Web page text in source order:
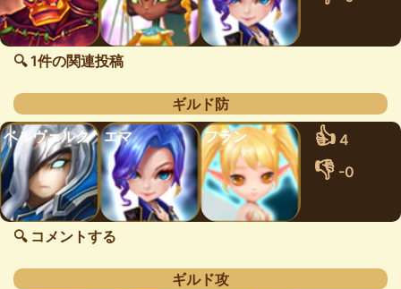
🔍 1件の関連投稿
ギルド防
ベルヴェルク
エマ フラン 👍 4
👎 -0
🔍 コメントする
ギルド攻